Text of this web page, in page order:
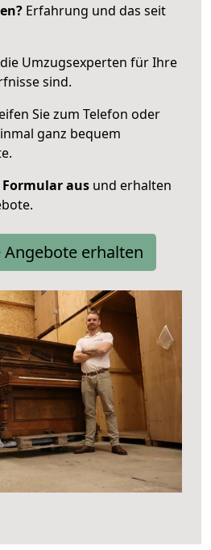
Erfahrung und das seit
Umzugsexperten für Ihre
sind.
Sie zum Telefon oder
ganz bequem
Formular aus und erhalten
Angebote erhalten